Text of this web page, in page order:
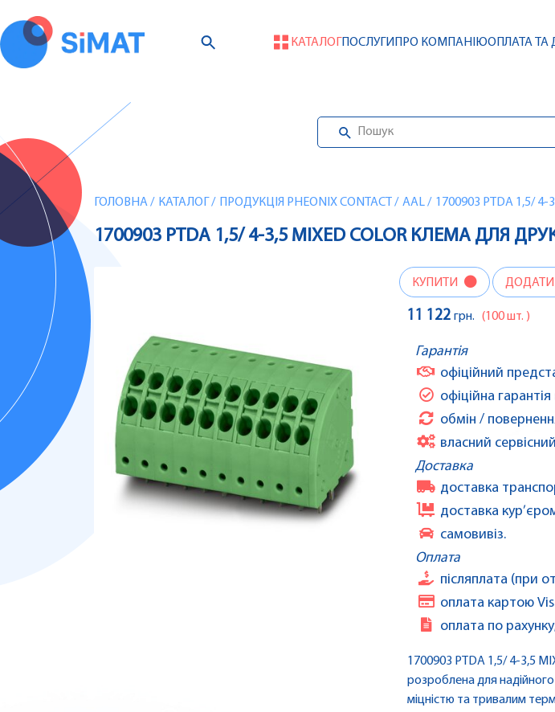
КАТАЛОГПОСЛУГИ ПРО КОМПАНІЮОПЛАТА ТА
ГОЛОВНА/ КАТАЛОГ / ПРОДУКЦІЯ PHEONIX CONTACT / AAL/ 1700903 PTDA 1,5/
1700903 PTDA 1,5/ 4-3,5 MIXED COLOR КЛЕМА ДЛЯ
КУПИТИ ДОДАТИ
11 122 грн. (100 шт. )
Гарантія
офіційний
офіційна
обмін /
власний
Доставка
доставка
доставка
самовивіз.
Оплата
післяплата (при
оплата картою
оплата по
1700903 PTDA 1,5/ 4-3,5
розроблена для
міцністю та тривалим